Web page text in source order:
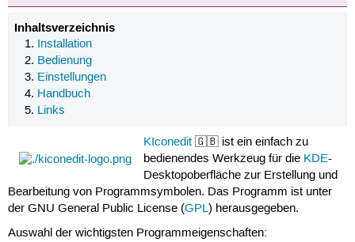
Inhaltsverzeichnis
Installation
Bedienung
Einstellungen
Handbuch
Links
KIconedit 🇬🇧 ist ein einfach zu
bedienendes Werkzeug für die KDE-
Desktopoberfläche zur Erstellung und
Bearbeitung von Programmsymbolen. Das Programm ist unter
der GNU General Public License (GPL) herausgegeben.
Auswahl der wichtigsten Programmeigenschaften: